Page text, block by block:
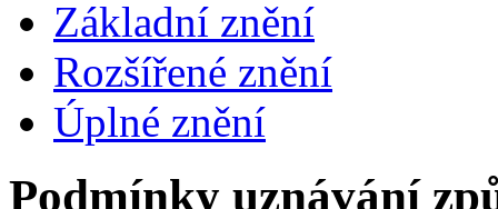
Základní znění
Rozšířené znění
Úplné znění
Podmínky uznávání